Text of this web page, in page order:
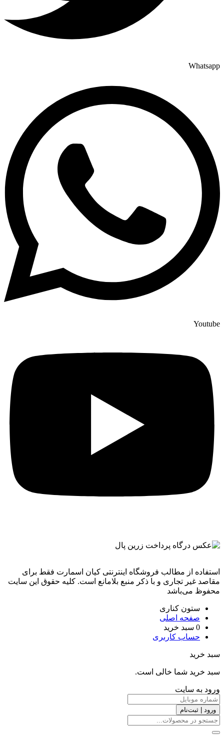
Whatsapp
Youtube
استفاده از مطالب فروشگاه اینترنتی کیان اسمارت فقط برای
مقاصد غیر تجاری و با ذکر منبع بلامانع است. کليه حقوق اين سايت
محفوظ می‌باشد
ستون کناری
صفحه اصلی
0 سبد خرید
حساب کاربری
سبد خرید
سبد خرید شما خالی است.
ورود به سایت
ورود | ثبت‌نام